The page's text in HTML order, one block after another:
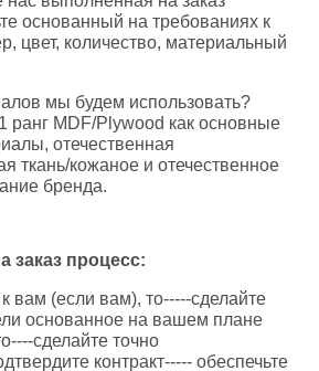
основанный на требованиях к
цвет, количество, материальный
мы будем использовать?
ранг MDF/Plywood как основные
отечественная
ткань/кожаное и отечественное
бренда.
заказ процесс:
вам (если вам), то-----сделайте
основанное на вашем плане
сделайте точно
контракт----- обеспечьте